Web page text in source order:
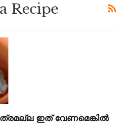
Recipe
ഇത് വേണമെങ്കിൽ